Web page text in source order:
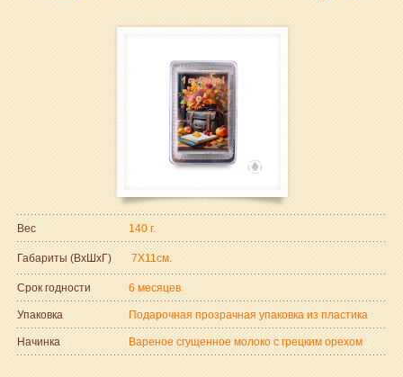
Вес 140 г.
Габариты (ВxШxГ) 7Х11см.
Срок годности 6 месяцев
Упаковка Подарочная прозрачная упаковка из пластика
Начинка Вареное сгущенное молоко с грецким орехом